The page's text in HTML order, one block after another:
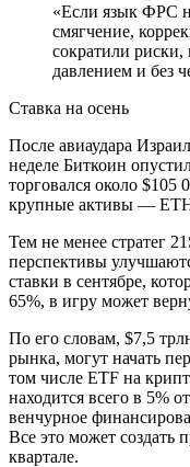
«Если язык ФРС
смягчение,
сократили
давлением и без
Ставка на осень
После авиаудара
неделе Биткоин
торговался около $105
крупные активы —
Тем не менее стратег
перспективы
ставки в сентябре,
65%, в игру может
По его словам, $7,5
рынка, могут начать
том числе ETF на
находится всего в 5%
венчурное
Все это может создать
квартале.